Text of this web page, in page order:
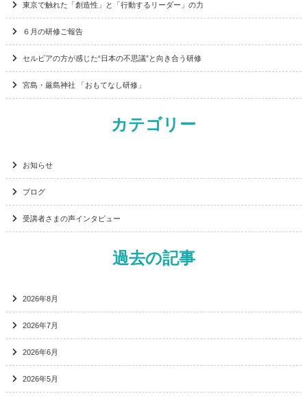
東京で触れた「創造性」と「行動するリーダー」の力
６月の研修ご報告
セルビアの方が感じた“日本の不思議”と向き合う研修
宮島・厳島神社 「おもてなし研修」
カテゴリー
お知らせ
ブログ
受講者さまの声インタビュー
過去の記事
2026年8月
2026年7月
2026年6月
2026年5月